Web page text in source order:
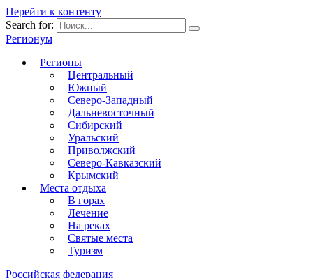
Перейти к контенту
Search for:
Регионум
Регионы
Центральный
Южный
Северо-Западный
Дальневосточный
Сибирский
Уральский
Приволжский
Северо-Кавказский
Крымский
Места отдыха
В горах
Лечение
На реках
Святые места
Туризм
Российская федерация